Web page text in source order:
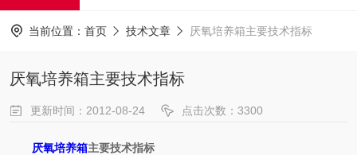
当前位置： 首页 技术文章 厌氧培养箱主要技术指标
厌氧培养箱主要技术指标
更新时间：2012-08-24 点击次数：3300
厌氧培养箱主要技术指标